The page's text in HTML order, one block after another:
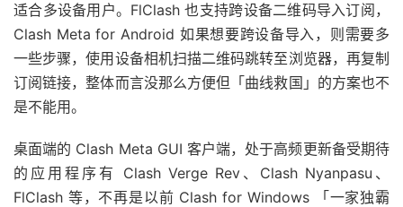
适合多设备用户。FlClash 也支持跨设备二维码导入订阅，
Clash Meta for Android 如果想要跨设备导入，则需要多
一些步骤，使用设备相机扫描二维码跳转至浏览器，再复制
订阅链接，整体而言没那么方便但「曲线救国」的方案也不
是不能用。
桌面端的 Clash Meta GUI 客户端，处于高频更新备受期待
的应用程序有 Clash Verge Rev、Clash Nyanpasu、
FlClash 等，不再是以前 Clash for Windows 「一家独霸